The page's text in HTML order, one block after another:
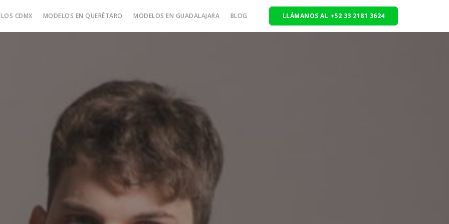
CDMX MODELOS EN QUERÉTARO MODELOS EN GUADALAJARA BLOG LLÁMANOS AL +52 33 2181 3624